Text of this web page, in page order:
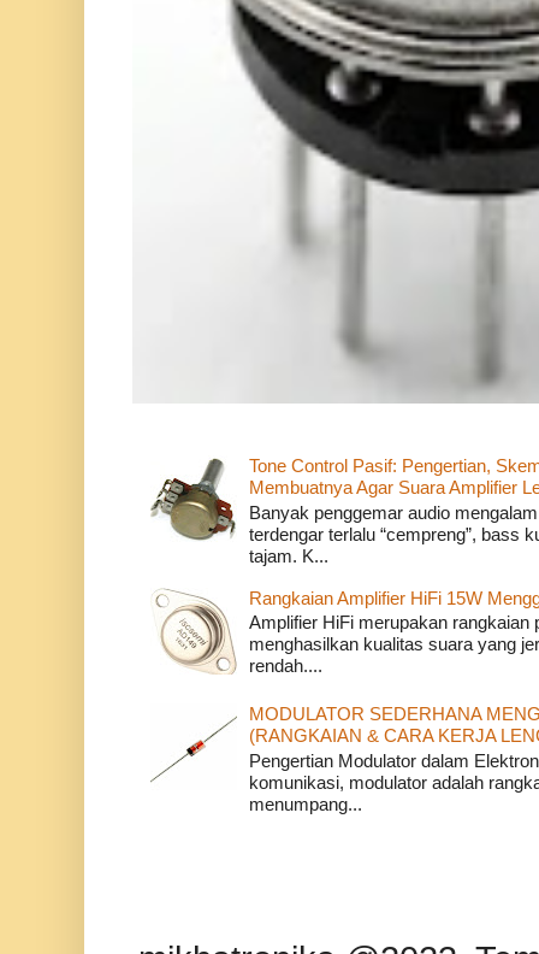
Tone Control Pasif: Pengertian,
Membuatnya Agar Suara Amplifier
Banyak penggemar audio
terdengar terlalu “cempreng”, bass
tajam. K...
Rangkaian Amplifier HiFi 15W
Amplifier HiFi merupakan rangkaian
menghasilkan kualitas suara yang
rendah....
MODULATOR SEDERHANA
(RANGKAIAN & CARA KERJA
Pengertian Modulator dalam
komunikasi, modulator adalah
menumpang...